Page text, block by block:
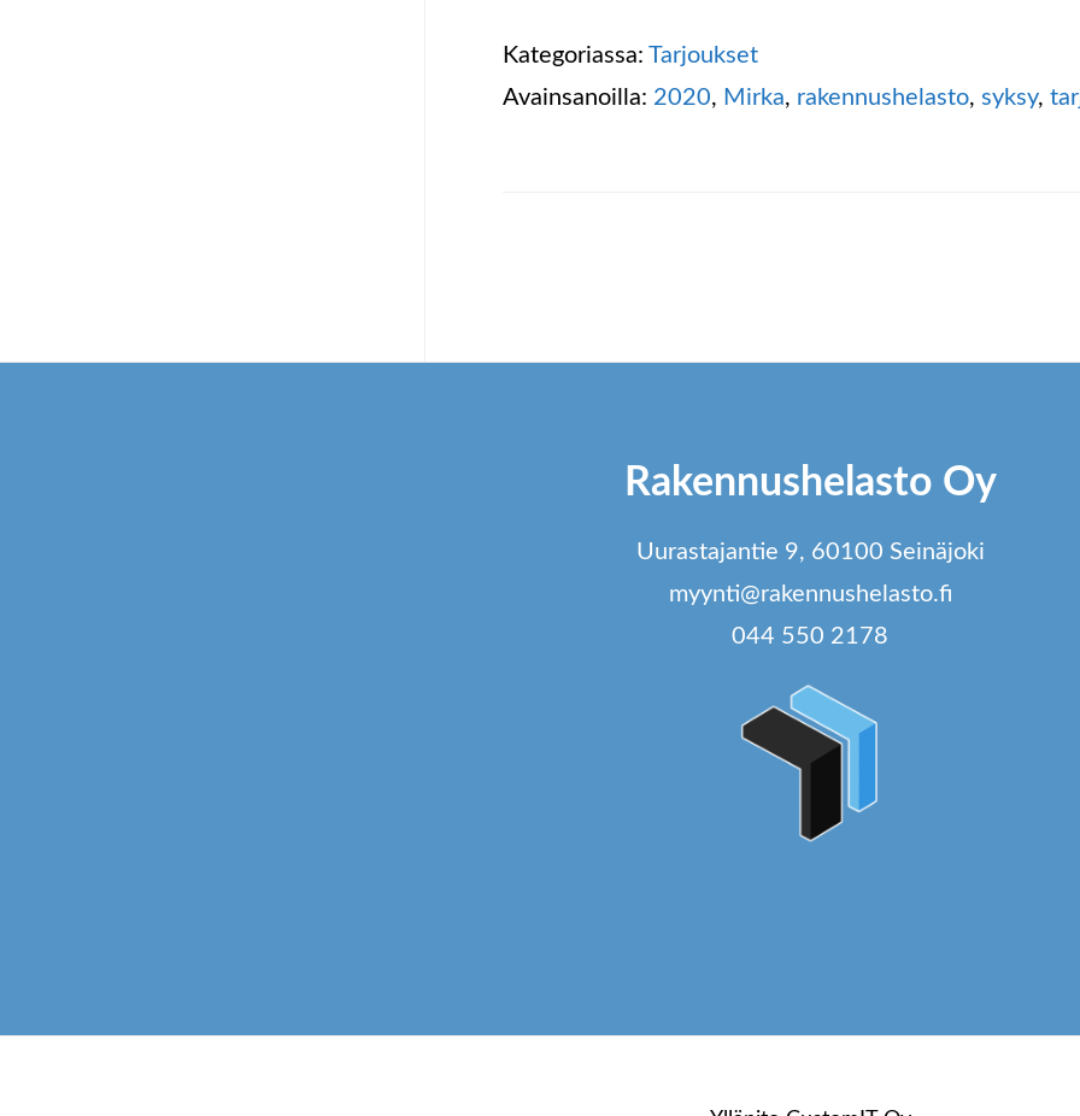
Kategoriassa: Tarjoukset
Avainsanoilla: 2020, Mirka, rakennushelasto, syksy,
Rakennushelasto Oy
Uurastajantie 9, 60100 Seinäjoki
myynti@rakennushelasto.fi
044 550 2178